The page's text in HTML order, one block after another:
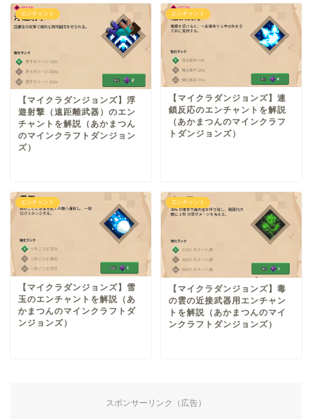
エンチャント
【マイクラダンジョンズ】浮
遊射撃（遠距離武器）のエン
チャントを解説（あかまつん
のマインクラフトダンジョン
ズ）
エンチャント
【マイクラダンジョンズ】連
鎖反応のエンチャントを解説
（あかまつんのマインクラフ
トダンジョンズ）
エンチャント
【マイクラダンジョンズ】雪
玉のエンチャントを解説（あ
かまつんのマインクラフトダ
ンジョンズ）
エンチャント
【マイクラダンジョンズ】毒
の雲の近接武器用エンチャン
トを解説（あかまつんのマイ
ンクラフトダンジョンズ）
スポンサーリンク（広告）